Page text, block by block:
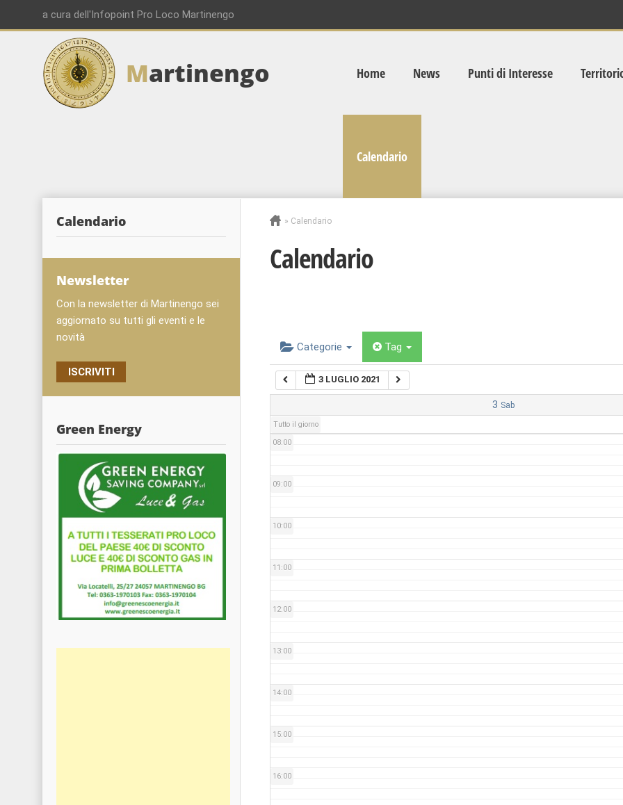
a cura dell'Infopoint Pro Loco Martinengo
Martinengo Home News Punti di Interesse
Calendario
» Calendario
Calendario
Categorie Tag
3 LUGLIO 2021
3 Sab
Tutto il giorno
08:00
09:00
10:00
11:00
12:00
13:00
14:00
15:00
16:00
Calendario
Newsletter
Con la newsletter di Martinengo sei
aggiornato su tutti gli eventi e le
novità
ISCRIVITI
Green Energy